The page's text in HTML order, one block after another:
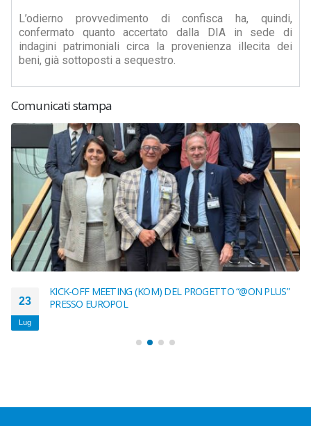
L’odierno provvedimento di confisca ha, quindi,
confermato quanto accertato dalla DIA in sede di
indagini patrimoniali circa la provenienza illecita dei
beni, già sottoposti a sequestro.
Comunicati stampa
23
Lug
KICK-OFF MEETING (KOM) DEL PROGETTO “@ON PLUS”
PRESSO EUROPOL